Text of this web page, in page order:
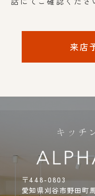
来店
〒448-0803
愛知県刈谷市野田町